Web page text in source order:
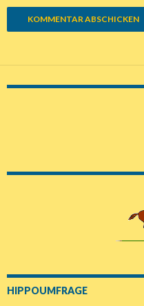
HIPPOUMFRAGE